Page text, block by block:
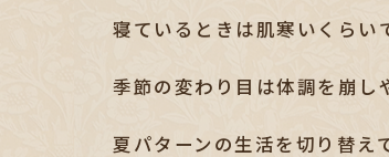
寝ているときは肌寒いくらい
季節の変わり目は体調を崩し
夏パターンの生活を切り替え